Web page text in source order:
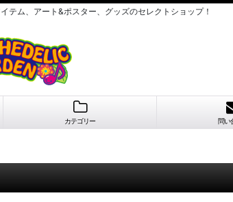
テム、アート&ポスター、グッズのセレクトショップ！
カテゴリー 問い